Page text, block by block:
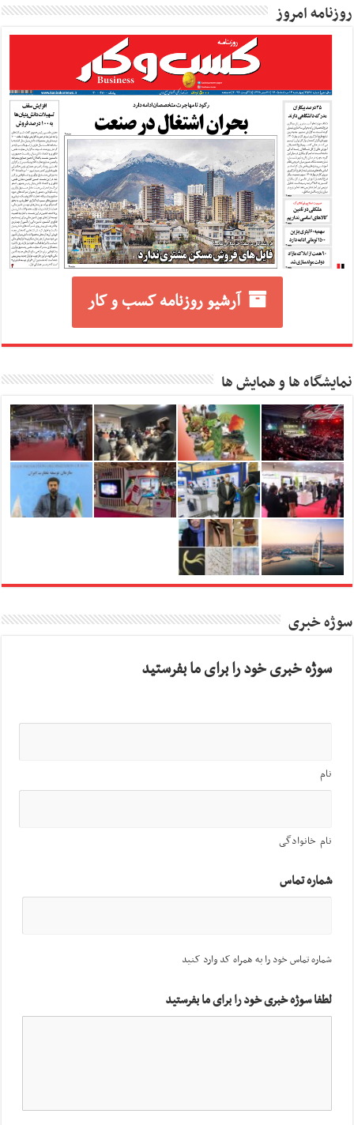
روزنامه امروز
آرشیو روزنامه کسب و کار
نمایشگاه ها و همایش ها
سوژه خبری
سوژه خبری خود را برای ما بفرستید
نام
نام خانوادگی
شماره تماس
شماره تماس خود را به همراه کد وارد کنید
لطفا سوژه خبری خود را برای ما بفرستید